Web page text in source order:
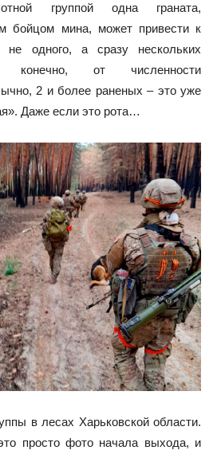
группой одна граната,
бойцом мина, может привести к
не одного, а сразу нескольких
конечно, от численности
2 и более раненых – это уже
Даже если это рота…
в лесах Харьковской области.
просто фото начала выхода, и